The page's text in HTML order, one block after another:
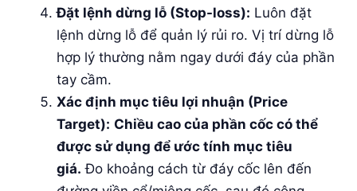
Đặt lệnh dừng lỗ (Stop-loss): Luôn đặt
lệnh dừng lỗ để quản lý rủi ro. Vị trí dừng lỗ
hợp lý thường nằm ngay dưới đáy của phần
tay cầm.
Xác định mục tiêu lợi nhuận (Price
Target): Chiều cao của phần cốc có thể
được sử dụng để ước tính mục tiêu
giá. Đo khoảng cách từ đáy cốc lên đến